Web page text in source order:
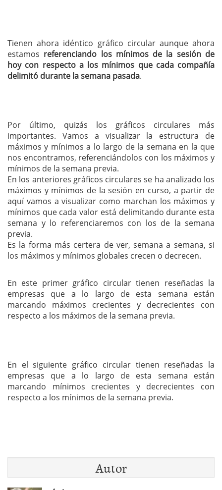
Tienen ahora idéntico gráfico circular aunque ahora
estamos referenciando los mínimos de la sesión de
hoy con respecto a los mínimos que cada compañía
delimitó durante la semana pasada.
Por último, quizás los gráficos circulares más
importantes. Vamos a visualizar la estructura de
máximos y mínimos a lo largo de la semana en la que
nos encontramos, referenciándolos con los máximos y
mínimos de la semana previa.
En los anteriores gráficos circulares se ha analizado los
máximos y mínimos de la sesión en curso, a partir de
aquí vamos a visualizar como marchan los máximos y
mínimos que cada valor está delimitando durante esta
semana y lo referenciaremos con los de la semana
previa.
Es la forma más certera de ver, semana a semana, si
los máximos y mínimos globales crecen o decrecen.
En este primer gráfico circular tienen reseñadas la
empresas que a lo largo de esta semana están
marcando máximos crecientes y decrecientes con
respecto a los máximos de la semana previa.
En el siguiente gráfico circular tienen reseñadas la
empresas que a lo largo de esta semana están
marcando mínimos crecientes y decrecientes con
respecto a los mínimos de la semana previa.
Autor